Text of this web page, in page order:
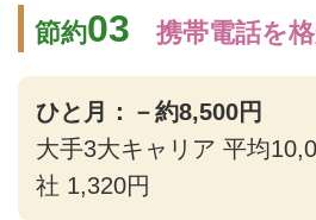
節約03 携帯電話を
ひと月：－約8,500円
大手3大キャリア 平均
社 1,320円